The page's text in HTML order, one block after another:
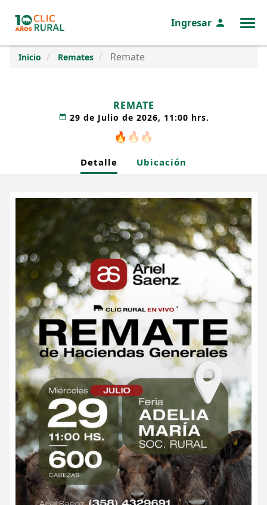
Ingresar
Inicio Remates Remate
REMATE
29 de Julio de 2026, 11:00 hrs.
🔥 🔥 🔥
Detalle Ubicación